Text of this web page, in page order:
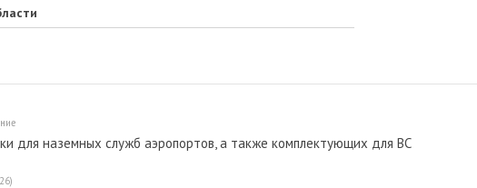
для наземных служб аэропортов, а также комплектующих для ВС